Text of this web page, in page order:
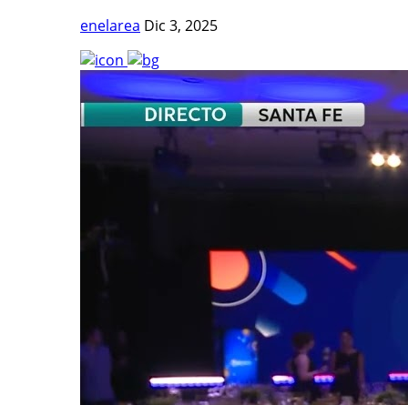
enelarea Dic 3, 2025